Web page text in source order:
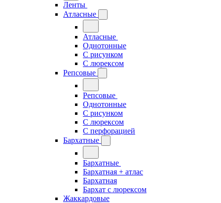
Ленты
Атласные
Атласные
Однотонные
С рисунком
С люрексом
Репсовые
Репсовые
Однотонные
С рисунком
С люрексом
С перфорацией
Бархатные
Бархатные
Бархатная + атлас
Бархатная
Бархат с люрексом
Жаккардовые